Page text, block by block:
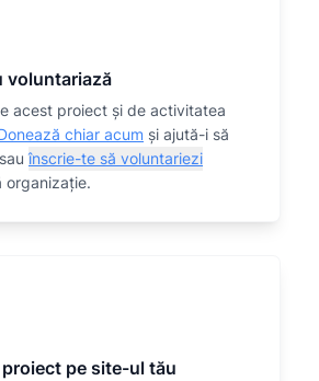
voluntariază
acest proiect și de activitatea
chiar acum și ajută-i să
înscrie-te să voluntariezi
organizaţie.
pe site-ul tău